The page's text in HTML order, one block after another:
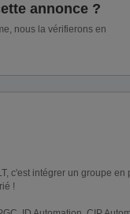
annonce ?
nous la vérifierons en
c'est intégrer un groupe
!